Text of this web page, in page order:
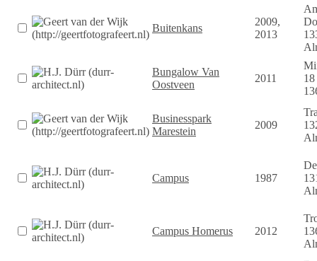
Buitenkans
2009,
2013
Bungalow Van
Oostveen
2011
18
Businesspark
Marestein
2009
Campus 1987
Campus Homerus 2012